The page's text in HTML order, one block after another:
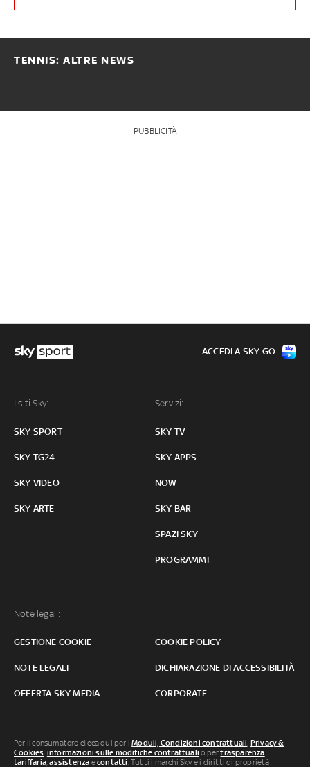
TENNIS: ALTRE NEWS
PUBBLICITÀ
I siti Sky:
SKY SPORT
SKY TG24
SKY VIDEO
SKY ARTE
Servizi:
SKY TV
SKY APPS
NOW
SKY BAR
SPAZI SKY
PROGRAMMI
Note legali:
GESTIONE COOKIE COOKIE POLICY
NOTE LEGALI DICHIARAZIONE DI ACCESSIBILITÀ
OFFERTA SKY MEDIA CORPORATE
ACCEDI A SKY GO
Per il consumatore clicca qui per iModuli, Condizioni contrattuali, Privacy &
Cookies, informazioni sulle modifiche contrattuali o pertrasparenza
tariffaria,assistenza econtatti. Tutti i marchi Sky e i diritti di proprietà